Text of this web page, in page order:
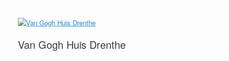
Van Gogh Huis Drenthe